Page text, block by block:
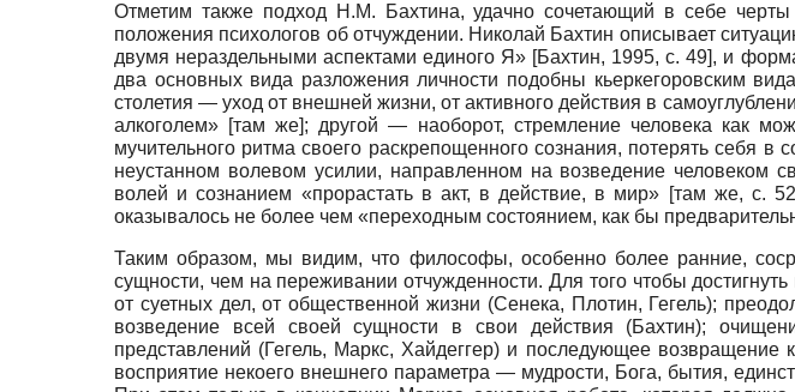
Отметим также подход Н.М. Бахтина, удачно сочетающий в себе
положения психологов об отчуждении. Николай Бах­тин описывает
двумя нераздельными аспектами единого Я» [Бахтин, 1995, с. 49], и
два основных вида разложения личности подобны кьеркегоровским
столетия — уход от внешней жизни, от активного действия в
алкоголем» [там же]; другой — наоборот, стремление человека как
мучительного ритма своего раскрепощенного сознания, потерять себя
неустанном волевом усилии, направленном на возведение человеком
волей и сознанием «прорастать в акт, в действие, в мир» [там же, с.
оказывалось не более чем «переходным состоянием, как бы
Таким образом, мы видим, что философы, особенно более ранние,
сущности, чем на переживании отчужденности. Для того чтобы
от суетных дел, от общественной жизни (Сенека, Плотин, Гегель);
возведение всей своей сущности в свои действия (Бах­тин);
представлений (Гегель, Маркс, Хайдеггер) и последующее
восприятие некоего внешнего параметра — мудрости, Бога, бытия,